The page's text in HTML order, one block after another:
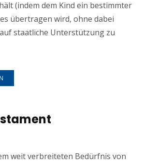
(indem dem Kind ein bestimmter
übertragen wird, ohne dabei
staatliche Unterstützung zu
weit verbreiteten Bedürfnis von